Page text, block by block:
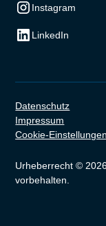
Instagram
LinkedIn
Urheberrecht ©
vorbehalten.
Datenschutz
Impressum
Cookie-Einstellungen